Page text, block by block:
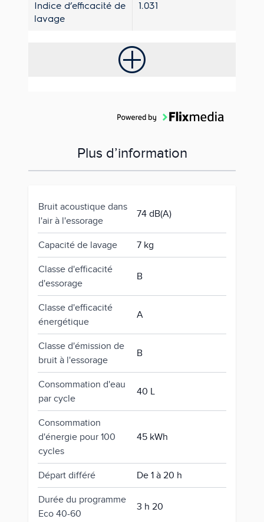
Indice d’efficacité de
lavage
1.031
Plus d’information
Bruit acoustique dans
l'air à l'essorage
74 dB(A)
Capacité de lavage 7 kg
Classe d'efficacité
d'essorage
B
Classe d'efficacité
énergétique
A
Classe d'émission de
bruit à l'essorage
B
Consommation d'eau
par cycle
40 L
Consommation
d'énergie pour 100
cycles
45 kWh
Départ différé De 1 à 20 h
Durée du programme
Eco 40-60
3 h 20